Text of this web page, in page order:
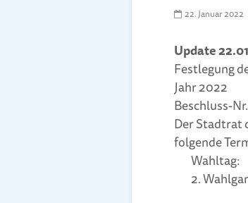
22. Januar 2022
Update
Festlegung
Jahr 2022
Beschluss-
Der Stadtrat
folgende
2.